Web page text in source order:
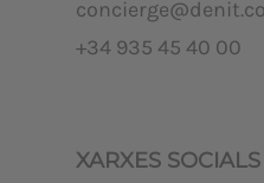
+34 935 45 40 00
XARXES SOCIALS